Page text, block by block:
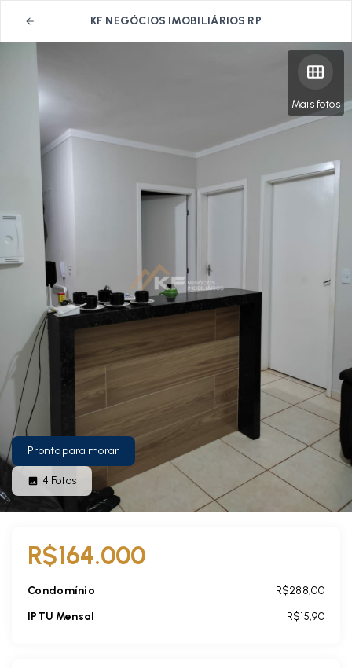
KF NEGÓCIOS IMOBILIÁRIOS RP
Mais fotos
Pronto para morar
4 Fotos
R$164.000
Condomínio
R$288,00
IPTU Mensal
R$15,90